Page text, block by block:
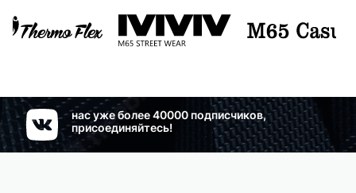
нас уже более 40000 подписчиков,
присоединяйтесь!